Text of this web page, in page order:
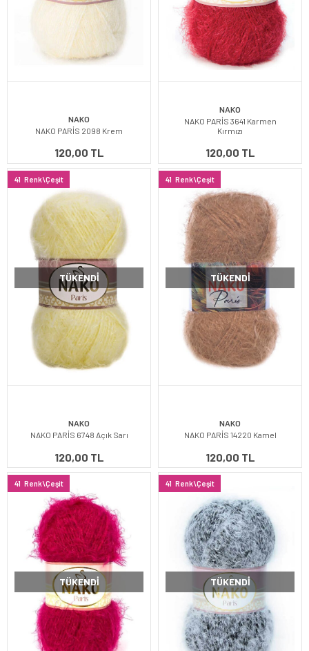
NAKO
NAKO PARİS 2098 Krem
120,00 TL
NAKO
NAKO PARİS 3641 Karmen
Kırmızı
120,00 TL
41 Renk\Çeşit
TÜKENDI
NAKO
NAKO PARİS 6748 Açık Sarı
120,00 TL
41 Renk\Çeşit
TÜKENDI
NAKO
NAKO PARİS 14220 Kamel
120,00 TL
41 Renk\Çeşit
TÜKENDI
41 Renk\Çeşit
TÜKENDI